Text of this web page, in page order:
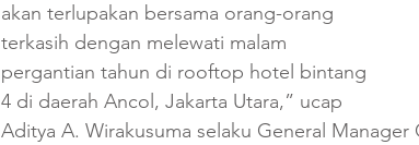
akan terlupakan bersama orang-orang
terkasih dengan melewati malam
pergantian tahun di rooftop hotel bintang
4 di daerah Ancol, Jakarta Utara,” ucap
Aditya A. Wirakusuma selaku General Manager